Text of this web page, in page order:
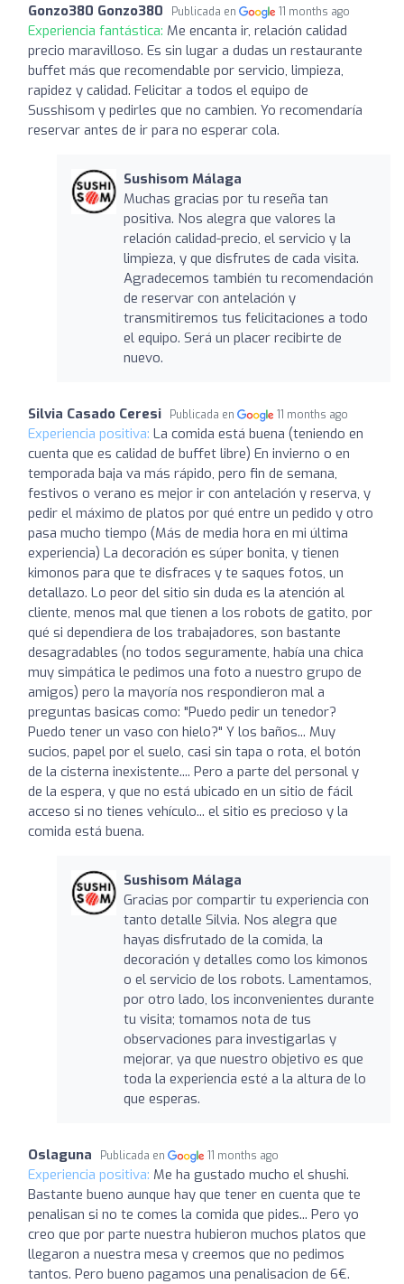
Gonzo380 Gonzo380 Publicada en 11 months ago
Experiencia fantástica: Me encanta ir, relación calidad
precio maravilloso. Es sin lugar a dudas un restaurante
buffet más que recomendable por servicio, limpieza,
rapidez y calidad. Felicitar a todos el equipo de
Susshisom y pedirles que no cambien. Yo recomendaría
reservar antes de ir para no esperar cola.
Sushisom Málaga
Muchas gracias por tu reseña tan
positiva. Nos alegra que valores la
relación calidad-precio, el servicio y la
limpieza, y que disfrutes de cada visita.
Agradecemos también tu recomendación
de reservar con antelación y
transmitiremos tus felicitaciones a todo
el equipo. Será un placer recibirte de
nuevo.
Silvia Casado Ceresi Publicada en 11 months ago
Experiencia positiva: La comida está buena (teniendo en
cuenta que es calidad de buffet libre) En invierno o en
temporada baja va más rápido, pero fin de semana,
festivos o verano es mejor ir con antelación y reserva, y
pedir el máximo de platos por qué entre un pedido y otro
pasa mucho tiempo (Más de media hora en mi última
experiencia) La decoración es súper bonita, y tienen
kimonos para que te disfraces y te saques fotos, un
detallazo. Lo peor del sitio sin duda es la atención al
cliente, menos mal que tienen a los robots de gatito, por
qué si dependiera de los trabajadores, son bastante
desagradables (no todos seguramente, había una chica
muy simpática le pedimos una foto a nuestro grupo de
amigos) pero la mayoría nos respondieron mal a
preguntas basicas como: "Puedo pedir un tenedor?
Puedo tener un vaso con hielo?" Y los baños... Muy
sucios, papel por el suelo, casi sin tapa o rota, el botón
de la cisterna inexistente.... Pero a parte del personal y
de la espera, y que no está ubicado en un sitio de fácil
acceso si no tienes vehículo... el sitio es precioso y la
comida está buena.
Sushisom Málaga
Gracias por compartir tu experiencia con
tanto detalle Silvia. Nos alegra que
hayas disfrutado de la comida, la
decoración y detalles como los kimonos
o el servicio de los robots. Lamentamos,
por otro lado, los inconvenientes durante
tu visita; tomamos nota de tus
observaciones para investigarlas y
mejorar, ya que nuestro objetivo es que
toda la experiencia esté a la altura de lo
que esperas.
Oslaguna Publicada en 11 months ago
Experiencia positiva: Me ha gustado mucho el shushi.
Bastante bueno aunque hay que tener en cuenta que te
penalisan si no te comes la comida que pides... Pero yo
creo que por parte nuestra hubieron muchos platos que
llegaron a nuestra mesa y creemos que no pedimos
tantos. Pero bueno pagamos una penalisacion de 6€.